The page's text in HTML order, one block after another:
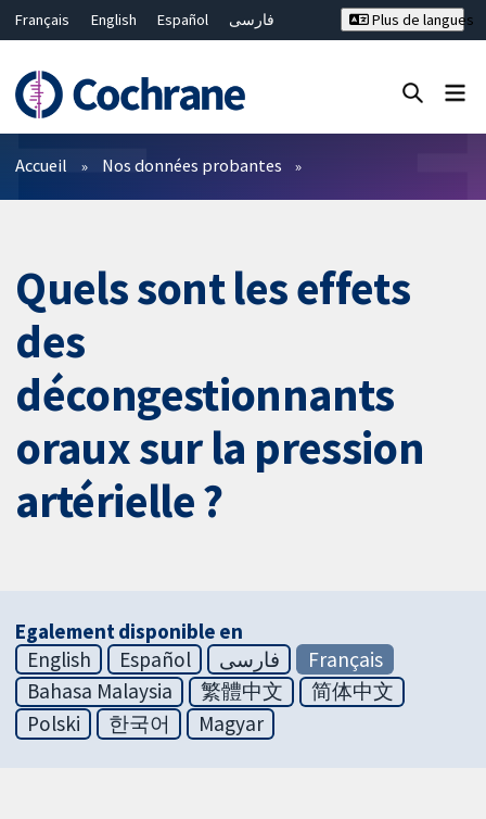
Français English Español
فارسی
Bahasa Malaysia
ไทย
繁體中文
简体中文
Plus de langues
Filtres
Accueil Nos données probantes
Quels sont les effets
des
décongestionnants
oraux sur la pression
artérielle ?
Egalement disponible en
English
Español فارسی
Français
Bahasa Malaysia
繁體中文
简体中文
Polski
한국어 Magyar